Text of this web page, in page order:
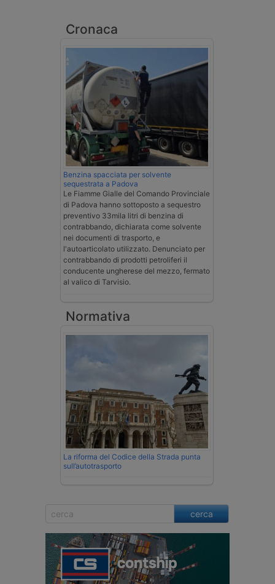
Cronaca
Benzina spacciata per solvente
sequestrata a Padova
Le Fiamme Gialle del Comando Provinciale
di Padova hanno sottoposto a sequestro
preventivo 33mila litri di benzina di
contrabbando, dichiarata come solvente
nei documenti di trasporto, e
l'autoarticolato utilizzato. Denunciato per
contrabbando di prodotti petroliferi il
conducente ungherese del mezzo, fermato
al valico di Tarvisio.
Normativa
La riforma del Codice della Strada punta
sull’autotrasporto
cerca